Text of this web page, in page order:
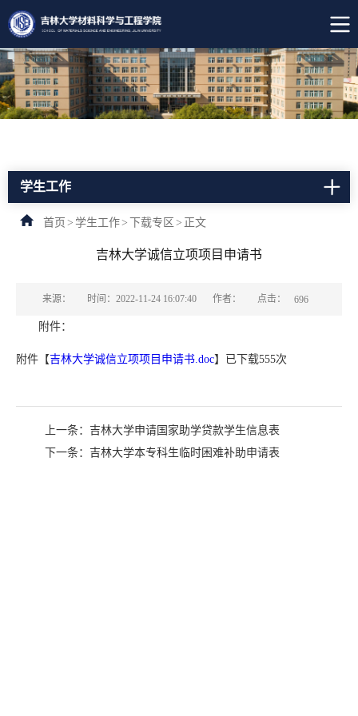
学生工作
首页 > 学生工作> 下载专区 > 正文
吉林大学诚信立项项目申请书
来源： 时间：2022-11-24 16:07:40 作者： 点击： 696
附件：
附件【吉林大学诚信立项项目申请书.doc】已下载555次
上一条： 吉林大学申请国家助学贷款学生信息表
下一条： 吉林大学本专科生临时困难补助申请表